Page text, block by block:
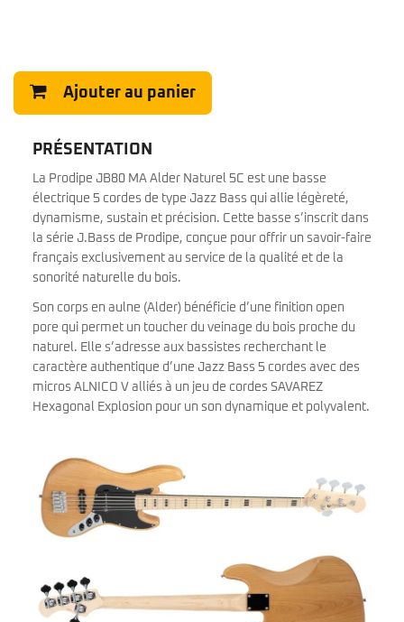
Ajouter au panier
PRÉSENTATION
La Prodipe JB80 MA Alder Naturel 5C est une basse
électrique 5 cordes de type Jazz Bass qui allie légèreté,
dynamisme, sustain et précision. Cette basse s’inscrit dans
la série J.Bass de Prodipe, conçue pour offrir un savoir-faire
français exclusivement au service de la qualité et de la
sonorité naturelle du bois.
Son corps en aulne (Alder) bénéficie d’une finition open
pore qui permet un toucher du veinage du bois proche du
naturel. Elle s’adresse aux bassistes recherchant le
caractère authentique d’une Jazz Bass 5 cordes avec des
micros ALNICO V alliés à un jeu de cordes SAVAREZ
Hexagonal Explosion pour un son dynamique et polyvalent.